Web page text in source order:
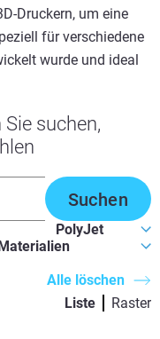
Druckern, um eine
für verschiedene
wurde und ideal
Sie suchen,
Suchen
Alle löschen
Liste
Raster